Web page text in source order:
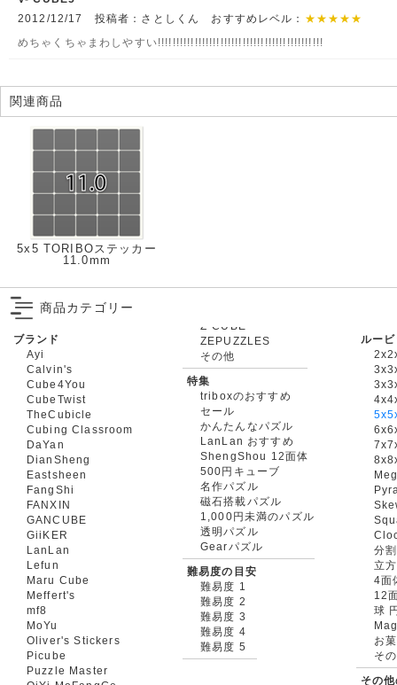
2012/12/17 投稿者：さとしくん おすすめレベル：
★★★★★
めちゃくちゃまわしやすい!!!!!!!!!!!!!!!!!!!!!!!!!!!!!!!!!!!!!!!!!!!!!
関連商品
5x5 TORIBOステッカー
11.0mm
商品カテゴリー
ブランド
Ayi
Calvin's
Cube4You
CubeTwist
TheCubicle
Cubing Classroom
DaYan
DianSheng
Eastsheen
FangShi
FANXIN
GANCUBE
GiiKER
LanLan
Lefun
Maru Cube
Meffert's
mf8
MoYu
Oliver's Stickers
Picube
Puzzle Master
ZEPUZZLES
その他
特集
triboxのおすすめ
セール
かんたんなパズル
LanLan おすすめ
ShengShou 12面体
500円キューブ
名作パズル
磁石搭載パズル
1,000円未満のパズル
透明パズル
Gearパズル
難易度の目安
難易度 1
難易度 2
難易度 3
難易度 4
難易度 5
ルー
分
立
4面
12
球
お
そ
その